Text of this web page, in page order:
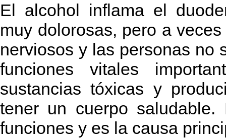
El alcohol inflama el
muy dolorosas, pero a
nerviosos y las personas no
funciones vitales
sustancias tóxicas y
tener un cuerpo
funciones y es la causa